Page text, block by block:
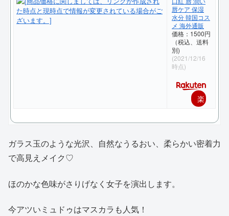
唇ケア 保湿
水分 韓国コス
メ 海外通販
価格：1500円
（税込、送料
別)
(2021/12/16
時点)
楽
購
ガラス玉のような光沢、自然なうるおい、柔らかい密着力
で高見えメイク♡
ほのかな色味がさりげなく女子を演出します。
今アツいミュドゥはマスカラも人気！